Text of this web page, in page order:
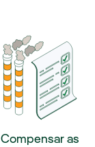
Compensar as